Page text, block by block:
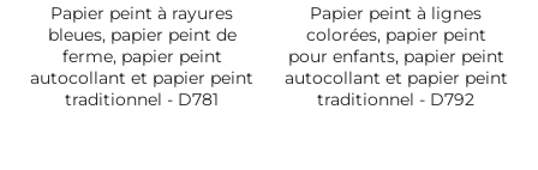
Papier peint à rayures
bleues, papier peint de
ferme, papier peint
autocollant et papier peint
traditionnel - D781
Papier peint à lignes
colorées, papier peint
pour enfants, papier peint
autocollant et papier peint
traditionnel - D792